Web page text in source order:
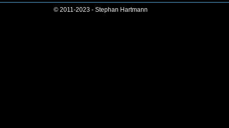
© 2011-2023 - Stephan Hartmann